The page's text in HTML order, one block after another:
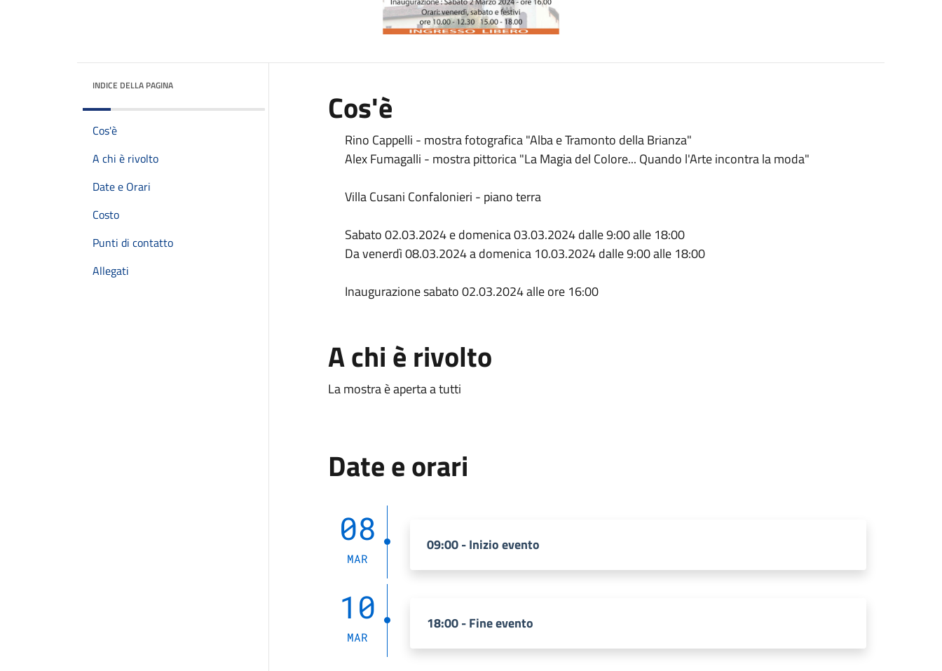
INDICE DELLA PAGINA
Cos'è
A chi è rivolto
Date e Orari
Costo
Punti di contatto
Allegati
Cos'è
Rino Cappelli - mostra fotografica "Alba e Tramonto della Brianza"
Alex Fumagalli - mostra pittorica "La Magia del Colore... Quando l'Arte incontra la moda"
Villa Cusani Confalonieri - piano terra
Sabato 02.03.2024 e domenica 03.03.2024 dalle 9:00 alle 18:00
Da venerdì 08.03.2024 a domenica 10.03.2024 dalle 9:00 alle 18:00
Inaugurazione sabato 02.03.2024 alle ore 16:00
A chi è rivolto
La mostra è aperta a tutti
Date e orari
08
MAR
09:00 - Inizio evento
10
MAR
18:00 - Fine evento